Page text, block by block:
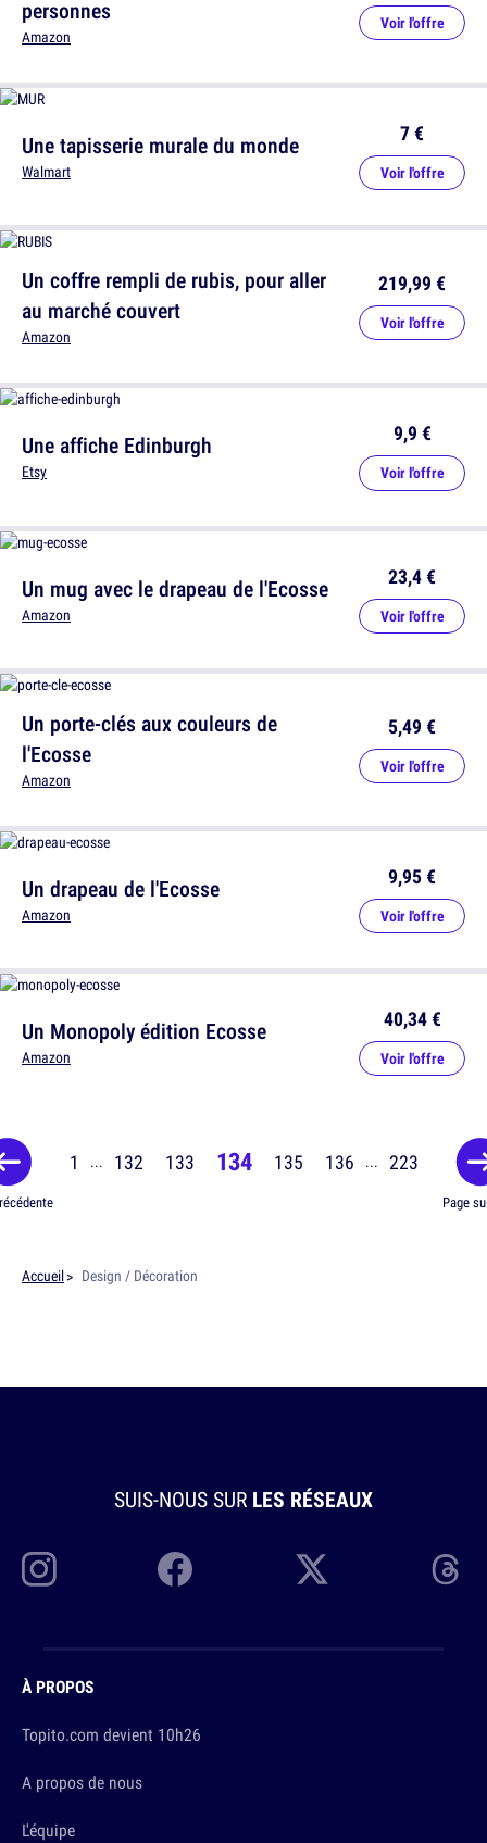
personnes
Amazon
Voir l'offre
Un coffre rempli de rubis, pour aller
au marché couvert
Amazon
219,99 €
Voir l'offre
Un mug avec le drapeau de l'Ecosse
Amazon
23,4 €
Voir l'offre
Un drapeau de l'Ecosse
Amazon
9,95 €
Voir l'offre
Une tapisserie murale du monde
Walmart
7 €
Voir l'offre
Une affiche Edinburgh
Etsy
9,9 €
Voir l'offre
Un porte-clés aux couleurs de
l'Ecosse
Amazon
5,49 €
Voir l'offre
Un Monopoly édition Ecosse
Amazon
40,34 €
Voir l'offre
1 ... 132 133 134 135 136 ... 223
Page
Accueil Design / Décoration
SUIS-NOUS SUR LES RÉSEAUX
À PROPOS
Topito.com devient 10h26
A propos de nous
L'équipe